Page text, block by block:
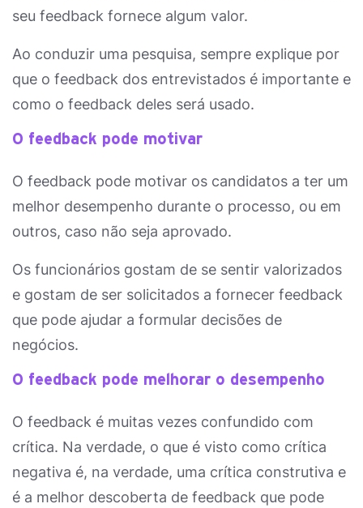
seu feedback fornece algum valor.
Ao conduzir uma pesquisa, sempre explique por
que o feedback dos entrevistados é importante e
como o feedback deles será usado.
O feedback pode motivar
O feedback pode motivar os candidatos a ter um
melhor desempenho durante o processo, ou em
outros, caso não seja aprovado.
Os funcionários gostam de se sentir valorizados
e gostam de ser solicitados a fornecer feedback
que pode ajudar a formular decisões de
negócios.
O feedback pode melhorar o desempenho
O feedback é muitas vezes confundido com
crítica. Na verdade, o que é visto como crítica
negativa é, na verdade, uma crítica construtiva e
é a melhor descoberta de feedback que pode